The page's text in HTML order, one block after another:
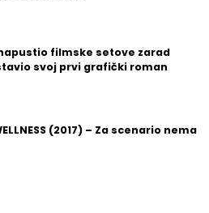
filmske setove zarad
svoj prvi grafički roman
(2017) – Za scenario nema